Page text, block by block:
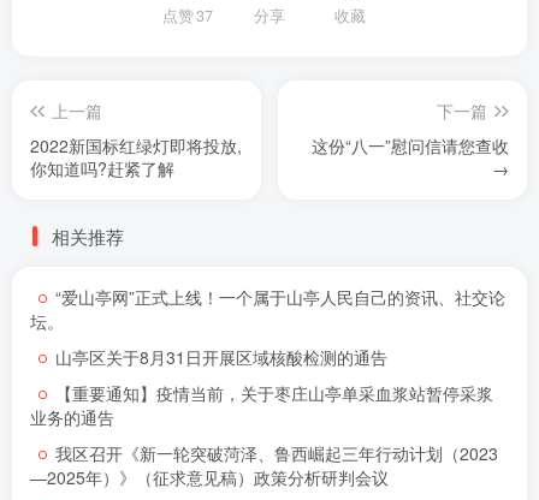
点赞37 分享 收藏
上一篇
2022新国标红绿灯即将投放,
你知道吗?赶紧了解
下一篇
这份“八一”慰问信请您查收
→
相关推荐
“爱山亭网”正式上线！一个属于山亭人民自己的资讯、社交论
坛。
山亭区关于8月31日开展区域核酸检测的通告
【重要通知】疫情当前，关于枣庄山亭单采血浆站暂停采浆
业务的通告
我区召开《新一轮突破菏泽、鲁西崛起三年行动计划（2023
—2025年）》（征求意见稿）政策分析研判会议